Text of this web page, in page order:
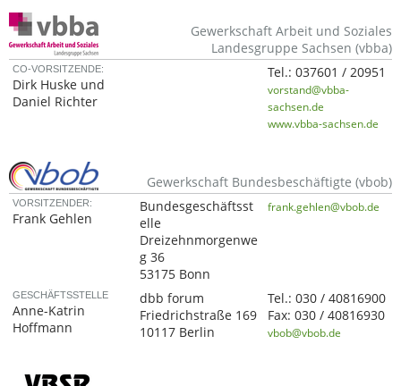
Gewerkschaft Arbeit und Soziales
Landesgruppe Sachsen (vbba)
CO-VORSITZENDE:
Dirk Huske und
Daniel Richter
Tel.:037601 / 20951
vorstand@vbba-
sachsen.de
www.vbba-sachsen.de
Gewerkschaft Bundesbeschäftigte (vbob)
VORSITZENDER:
Frank Gehlen
Bundesgeschäftsst
elle
Dreizehnmorgenwe
g 36
53175 Bonn
frank.gehlen@vbob.de
GESCHÄFTSSTELLE
Anne-Katrin
Hoffmann
dbb forum
Friedrichstraße 169
10117 Berlin
Tel.:030 / 40816900
Fax:030 / 40816930
vbob@vbob.de